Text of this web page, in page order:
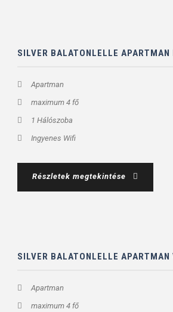
SILVER BALATONLELLE APARTMAN
Apartman
maximum 4 fő
1 Hálószoba
Ingyenes Wifi
Részletek megtekintése
SILVER BALATONLELLE APARTMAN
Apartman
maximum 4 fő